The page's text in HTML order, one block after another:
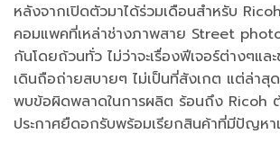
หลังจากเปิดตัวมาได้ร่วมเดือนสำหรับ
คอมแพคที่เหล่าช่างภาพสาย Street
กันโดยถ้วนทั่ว ไม่ว่าจะเรื่องฟีเจอร์ต่างๆและ
เดินถือถ่ายสบายๆ ไม่เป็นที่สังเกต แต่ล่า
พบข้อผิดพลาดในการผลิต ร้อนถึง Ricoh
ประกาศยืดอกรับพร้อมเรียกสินค้าที่มีปัญหา